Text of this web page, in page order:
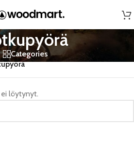
Categories
löytynyt.